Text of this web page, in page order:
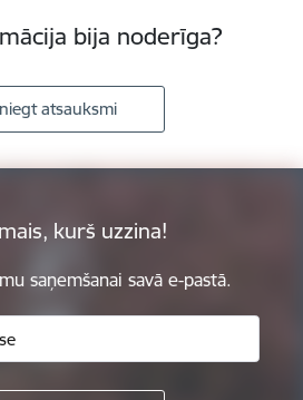
bija noderīga?
atsauksmi
kurš uzzina!
saņemšanai savā e-pastā.